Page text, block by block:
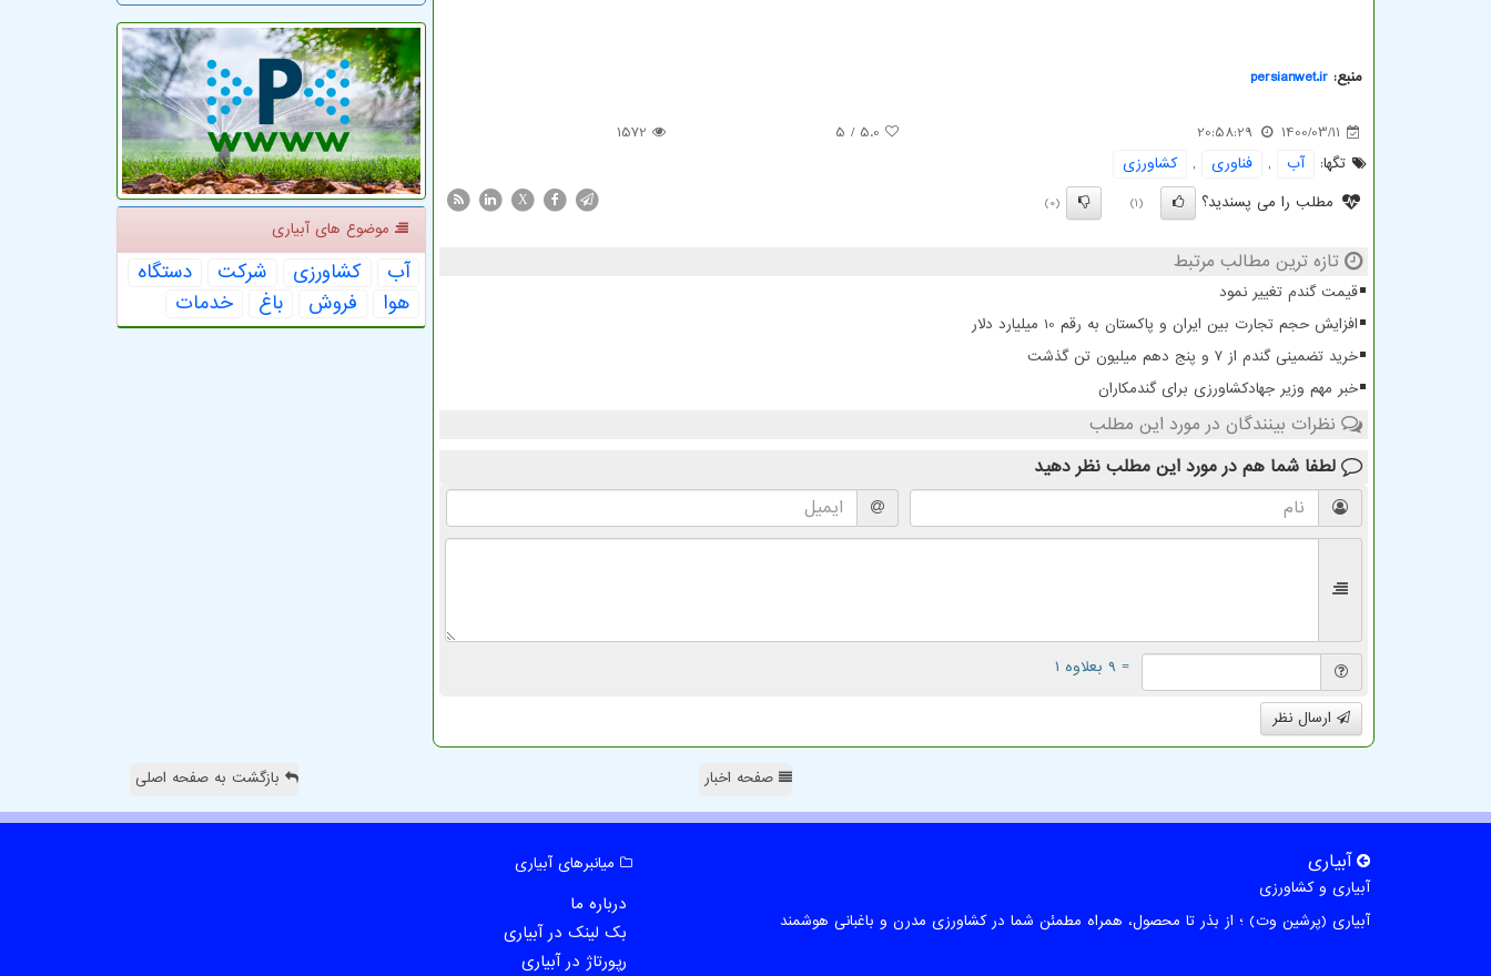
منبع: persianwet.ir
1400/03/11
20:58:29
5.0
/ 5
1572
تگها:
آب , فناوری ,
كشاورزی
مطلب را می پسندید؟
(1)
(0)
X
تازه ترین مطالب مرتبط
قیمت گندم تغییر نمود
افزایش حجم تجارت بین ایران و پاکستان به رقم 10 میلیارد دلار
خرید تضمینی گندم از ۷ و پنج دهم میلیون تن گذشت
خبر مهم وزیر جهادکشاورزی برای گندمکاران
نظرات بینندگان در مورد این مطلب
لطفا شما هم در مورد این مطلب نظر دهید
= ۹ بعلاوه ۱
ارسال نظر
موضوع های آبیاری
آب كشاورزی شركت
دستگاه
هوا
فروش باغ خدمات
صفحه اخبار بازگشت به صفحه اصلی
آبیاری
آبیاری و کشاورزی
آبیاری (پرشین وت) ؛ از بذر تا محصول، همراه مطمئن شما در کشاورزی مدرن و باغبانی هوشمند
میانبرهای آبیاری
درباره ما
بک لینک در آبیاری
رپورتاژ در آبیاری